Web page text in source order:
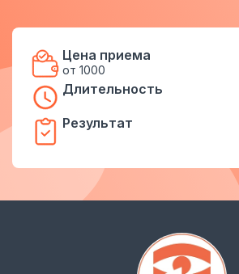
Цена приема
от 1000
Длительность
Результат